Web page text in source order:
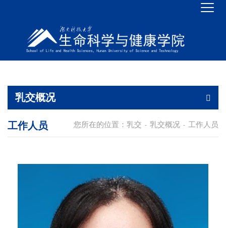
乳交概况
您所在的位置： 乳交 - 乳交概况 - 工作人员
工作人员